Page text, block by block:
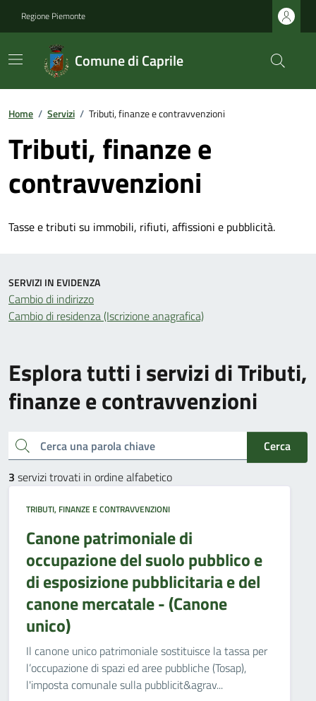
Regione Piemonte
Comune di Caprile
Home / Servizi / Tributi, finanze e contravvenzioni
Tributi, finanze e
contravvenzioni
Tasse e tributi su immobili, rifiuti, affissioni e pubblicità.
Esplora tutti i servizi di Tributi,
finanze e contravvenzioni
Cerca una parola chiave
Cerca
3 servizi trovati in ordine alfabetico
TRIBUTI, FINANZE E CONTRAVVENZIONI
Canone patrimoniale di
occupazione del suolo pubblico e
di esposizione pubblicitaria e del
canone mercatale - (Canone
unico)
Il canone unico patrimoniale sostituisce la tassa per
l’occupazione di spazi ed aree pubbliche (Tosap),
l'imposta comunale sulla pubblicit&agrav...
SERVIZI IN EVIDENZA
Cambio di indirizzo
Cambio di residenza (Iscrizione anagrafica)